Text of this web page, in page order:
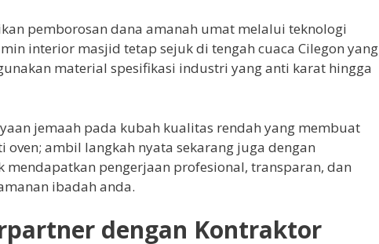
pemborosan dana amanah umat melalui teknologi
interior masjid tetap sejuk di tengah cuaca Cilegon yang
material spesifikasi industri yang anti karat hingga
jemaah pada kubah kualitas rendah yang membuat
oven; ambil langkah nyata sekarang juga dengan
pengerjaan profesional, transparan, dan
ibadah anda.
dengan Kontraktor